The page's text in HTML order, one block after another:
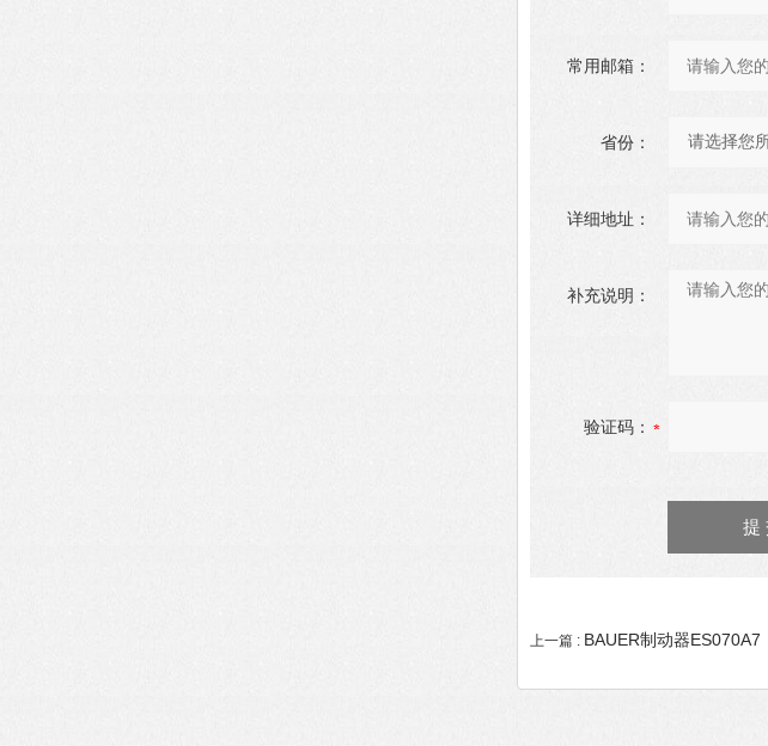
常用邮箱：
省份：
详细地址：
补充说明：
验证码：
上一篇 : BAUER制动器ES070A7